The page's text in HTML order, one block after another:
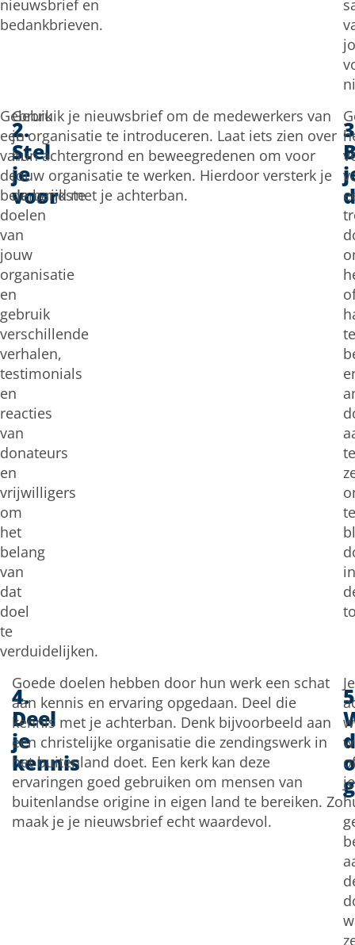
nieuwsbrief en
bedankbrieven.
Gebruik
een
van
de
belangrijkste
doelen
van
jouw
organisatie
en
gebruik
verschillende
verhalen,
testimonials
en
reacties
van
donateurs
en
vrijwilligers
om
het
belang
van
dat
doel
te
verduidelijken.
2.
Stel
je
voor
Gebruik je nieuwsbrief om de medewerkers van
je organisatie te introduceren. Laat iets zien over
hun achtergrond en beweegredenen om voor
jouw organisatie te werken. Hierdoor versterk je
de band met je achterban.
te
te
te
in
4.
Deel
je
kennis
Goede doelen hebben door hun werk een schat
aan kennis en ervaring opgedaan. Deel die
kennis met je achterban. Denk bijvoorbeeld aan
een christelijke organisatie die zendingswerk in
het buitenland doet. Een kerk kan deze
ervaringen goed gebruiken om mensen van
buitenlandse origine in eigen land te bereiken. Zo
maak je je nieuwsbrief echt waardevol.
Je
je